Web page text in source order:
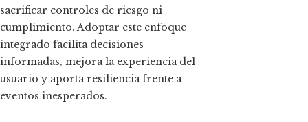
sacrificar controles de riesgo ni
cumplimiento. Adoptar este enfoque
integrado facilita decisiones
informadas, mejora la experiencia del
usuario y aporta resiliencia frente a
eventos inesperados.